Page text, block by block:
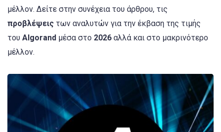
μέλλον. Δείτε στην συνέχεια του άρθρου, τις
προβλέψεις των αναλυτών για την έκβαση της τιμής
του Algorand μέσα στο 2026 αλλά και στο μακρινότερο
μέλλον.